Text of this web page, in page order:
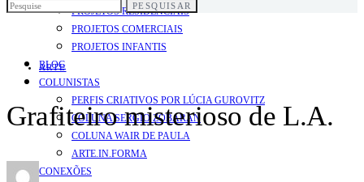
PROJETOS RESIDENCIAIS
PROJETOS COMERCIAIS
PROJETOS INFANTIS
BLOG
COLUNISTAS
PERFIS CRIATIVOS POR LÚCIA GUROVITZ
COLUNA SERGIO ZOBARAN
COLUNA WAIR DE PAULA
ARTE.IN.FORMA
CONEXÕES
PESQUISAR
ARTE
Grafiteiro misterioso de L.A.